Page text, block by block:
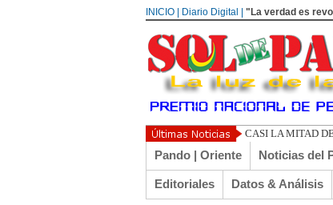
INICIO | Diario Digital | "La verdad es
UN LIBERTARIO
Pando | Oriente Noticias del
Editoriales Datos & Análisis